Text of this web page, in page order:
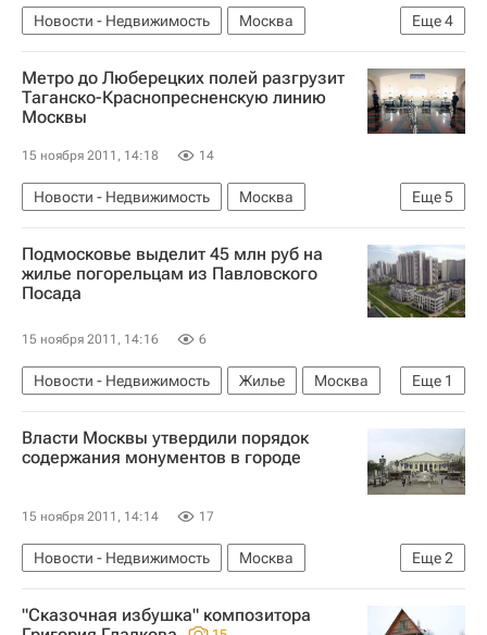
Еще4
Новости - Недвижимость
Москва
Москомархитектура
Строительство
Инфраструктура
Россия
Метро до Люберецких полей разгрузит
Таганско-Краснопресненскую линию
Москвы
15 ноября 2011, 14:18 14
Еще5
Новости - Недвижимость
Москва
Строительство метро в Москве
Метро
Строительство
Инфраструктура Россия
Подмосковье выделит 45 млн руб на
жилье погорельцам из Павловского
Посада
15 ноября 2011, 14:16 6
Еще 1
Новости - Недвижимость Жилье
Москва
Россия
Власти Москвы утвердили порядок
содержания монументов в городе
15 ноября 2011, 14:14 17
Еще2
Новости - Недвижимость
Москва
Памятники
Россия
"Сказочная избушка" композитора